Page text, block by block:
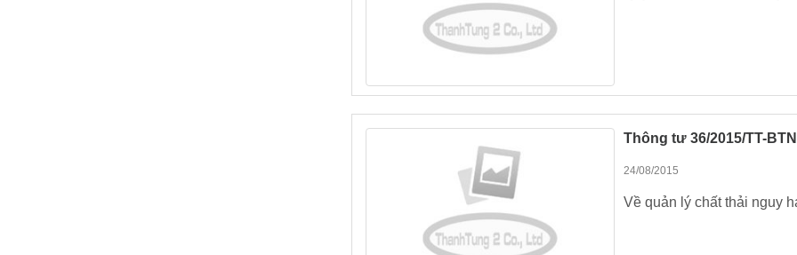
Thông tư 36/2015/TT-
24/08/2015
Về quản lý chất thải nguy